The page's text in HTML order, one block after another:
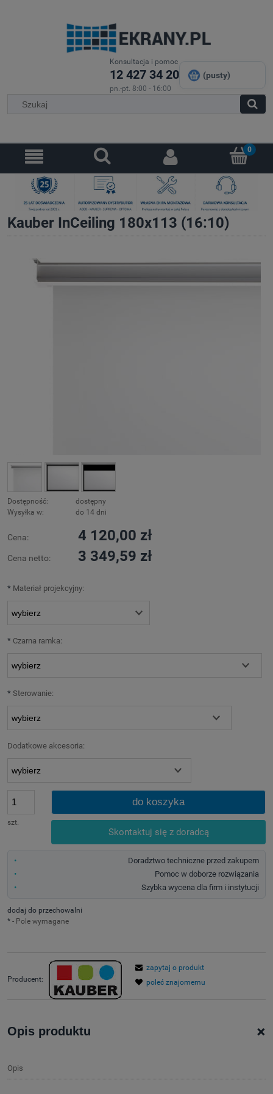
Konsultacja i pomoc
12 427 34 20
pn.-pt. 8:00 - 16:00
(pusty)
Kauber InCeiling 180x113 (16:10)
Dostępność:
dostępny
Wysyłka w:
do 14 dni
Cena: 4 120,00 zł
Cena netto: 3 349,59 zł
* Materiał projekcyjny:
* Czarna ramka:
* Sterowanie:
Dodatkowe akcesoria:
szt.
do koszyka
Skontaktuj się z doradcą
Doradztwo techniczne przed zakupem
Pomoc w doborze rozwiązania
Szybka wycena dla firm i instytucji
dodaj do przechowalni
* - Pole wymagane
Producent:
zapytaj o produkt
poleć znajomemu
Opis produktu +
Opis